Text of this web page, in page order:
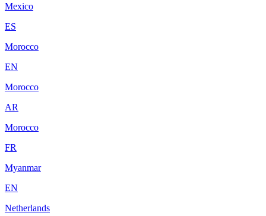
Mexico
ES
Morocco
EN
Morocco
AR
Morocco
FR
Myanmar
EN
Netherlands